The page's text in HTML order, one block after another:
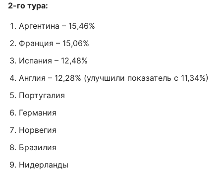
2-го тура:
Аргентина – 15,46%
Франция – 15,06%
Испания – 12,48%
Англия – 12,28% (улучшили показатель с 11,34%)
Португалия
Германия
Норвегия
Бразилия
Нидерланды